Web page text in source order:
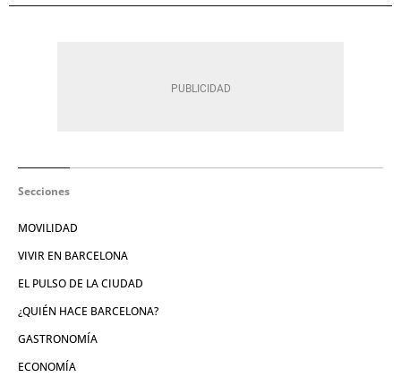
Secciones
MOVILIDAD
VIVIR EN BARCELONA
EL PULSO DE LA CIUDAD
¿QUIÉN HACE BARCELONA?
GASTRONOMÍA
ECONOMÍA